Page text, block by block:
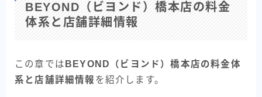
BEYOND（ビヨンド）橋本店の料金
体系と店舗詳細情報
この章では BEYOND（ビヨンド）橋本店の料金体
系と店舗詳細情報 を紹介します。